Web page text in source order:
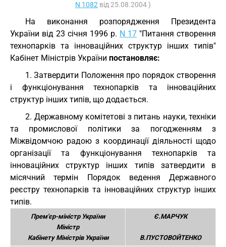
N 1082 від 25.08.2004 )
На виконання розпорядження Президента
України від 23 січня 1996 р. N 17 "Питання створення
технопарків та інноваційних структур інших типів"
Кабінет Міністрів України постановляє:
1. Затвердити Положення про порядок створення
і функціонування технопарків та інноваційних
структур інших типів, що додається.
2. Державному комітетові з питань науки, техніки
та промислової політики за погодженням з
Міжвідомчою радою з координації діяльності щодо
організації та функціонування технопарків та
інноваційних структур інших типів затвердити в
місячний термін Порядок ведення Державного
реєстру технопарків та інноваційних структур інших
типів.
Прем'єр-міністр України
Міністр
Кабінету Міністрів України
Є.МАРЧУК
В.ПУСТОВОЙТЕНКО